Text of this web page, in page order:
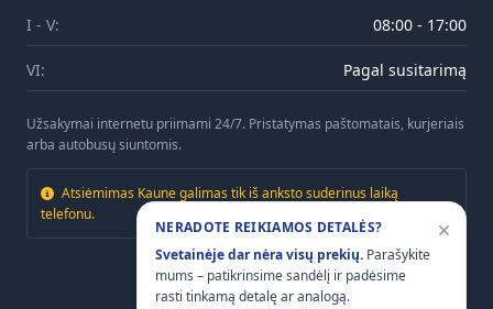
I - V: 08:00 - 17:00
VI: Pagal susitarimą
Užsakymai internetu priimami 24/7. Pristatymas paštomatais, kurjeriais
arba autobusų siuntomis.
Atsiėmimas Kaune galimas tik iš anksto suderinus laiką
telefonu.
NERADOTE REIKIAMOS DETALĖS?
Svetainėje dar nėra visų prekių. Parašykite
mums – patikrinsime sandėlį ir padėsime
rasti tinkamą detalę ar analogą.